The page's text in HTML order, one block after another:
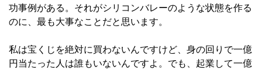
功事例がある。それがシリコンバレーのような状態を作る
のに、最も大事なことだと思います。
私は宝くじを絶対に買わないんですけど、身の回りで一億
円当たった人は誰もいないんですよ。でも、起業して一億